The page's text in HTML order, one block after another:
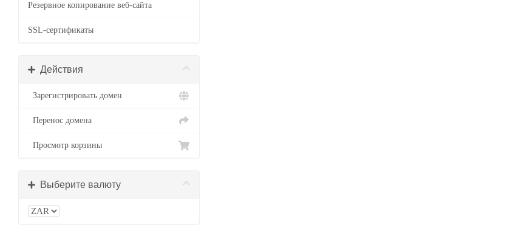
Резервное копирование веб-сайта
SSL-сертификаты
Действия
Зарегистрировать домен
Перенос домена
Просмотр корзины
Выберите валюту